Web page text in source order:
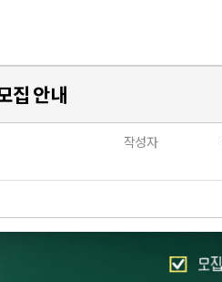
집 안내
작성자